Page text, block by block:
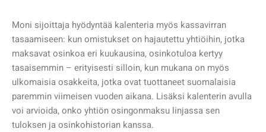
Moni sijoittaja hyödyntää kalenteria myös kassavirran
tasaamiseen: kun omistukset on hajautettu yhtiöihin, jotka
maksavat osinkoa eri kuukausina, osinkotuloa kertyy
tasaisemmin – erityisesti silloin, kun mukana on myös
ulkomaisia osakkeita, jotka ovat tuottaneet suomalaisia
paremmin viimeisen vuoden aikana. Lisäksi kalenterin avulla
voi arvioida, onko yhtiön osingonmaksu linjassa sen
tuloksen ja osinkohistorian kanssa.